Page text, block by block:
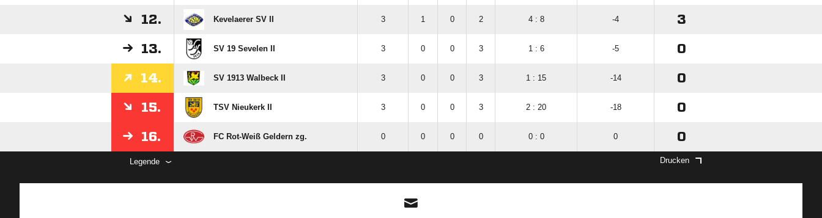
12. Kevelaerer SV II 3 1 0 2 4 : 8 -4 3
13. SV 19 Sevelen II 3 0 0 3 1 : 6 -5 0
14. SV 1913 Walbeck II 3 0 0 3 1 : 15 -14 0
15. TSV Nieukerk II 3 0 0 3 2 : 20 -18 0
16. FC Rot-Weiß Geldern zg. 0 0 0 0 0 : 0 0 0
Legende Drucken